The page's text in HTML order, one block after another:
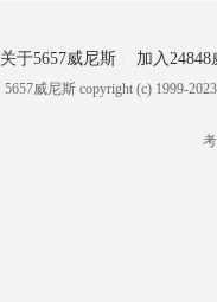
关于5657威尼斯 加入24848
5657威尼斯 copyright (c) 1999-